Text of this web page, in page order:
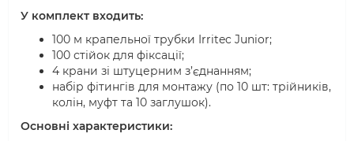
У комплект входить:
100 м крапельної трубки Irritec Junior;
100 стійок для фіксації;
4 крани зі штуцерним з’єднанням;
набір фітингів для монтажу (по 10 шт: трійників,
колін, муфт та 10 заглушок).
Основні характеристики: